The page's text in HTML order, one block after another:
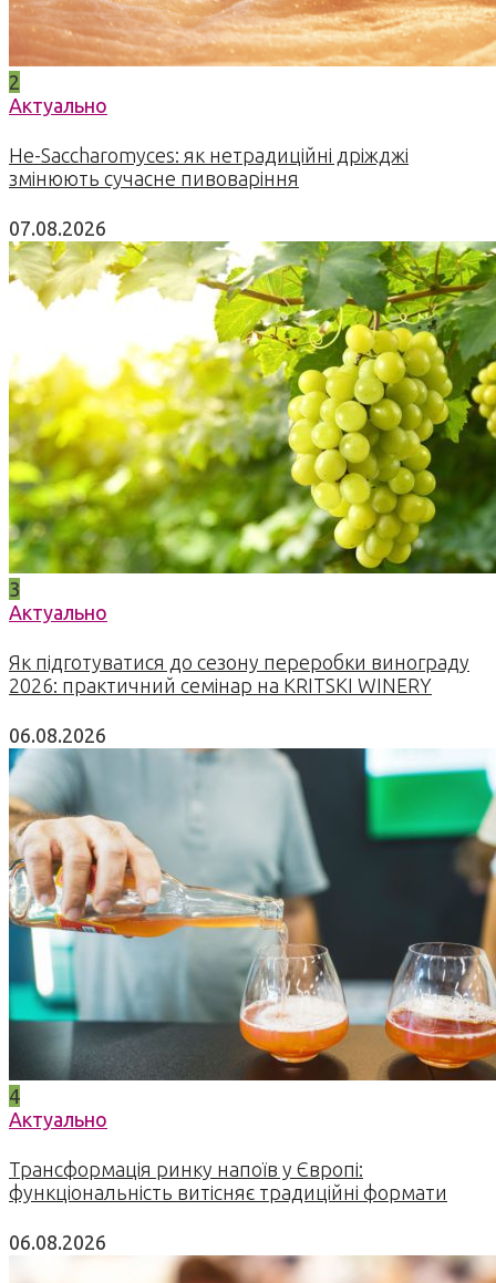
2
Актуально
Не-Saccharomyces: як нетрадиційні дріжджі
змінюють сучасне пивоваріння
07.08.2026
3
Актуально
Як підготуватися до сезону переробки винограду
2026: практичний семінар на KRITSKI WINERY
06.08.2026
4
Актуально
Трансформація ринку напоїв у Європі:
функціональність витісняє традиційні формати
06.08.2026